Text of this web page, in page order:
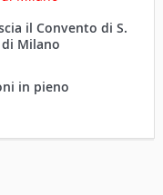
il Convento di S.
Milano
in pieno